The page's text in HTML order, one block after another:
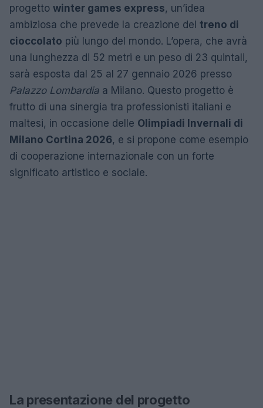
progetto winter games express, un’idea
ambiziosa che prevede la creazione del treno di
cioccolato più lungo del mondo. L’opera, che avrà
una lunghezza di 52 metri e un peso di 23 quintali,
sarà esposta dal 25 al 27 gennaio 2026 presso
Palazzo Lombardia a Milano. Questo progetto è
frutto di una sinergia tra professionisti italiani e
maltesi, in occasione delle Olimpiadi Invernali di
Milano Cortina 2026, e si propone come esempio
di cooperazione internazionale con un forte
significato artistico e sociale.
La presentazione del progetto